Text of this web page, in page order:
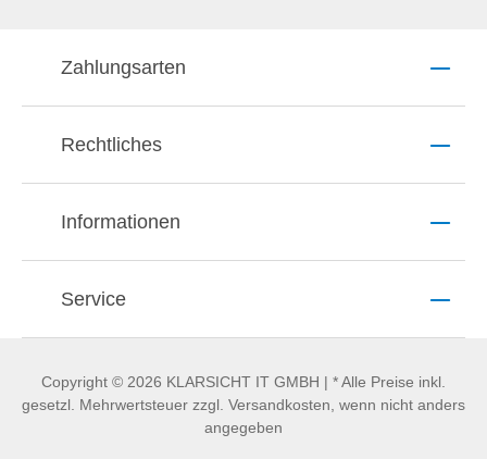
Zahlungsarten
Rechtliches
Informationen
Service
Copyright © 2026 KLARSICHT IT GMBH | * Alle Preise inkl.
gesetzl. Mehrwertsteuer zzgl. Versandkosten, wenn nicht anders
angegeben